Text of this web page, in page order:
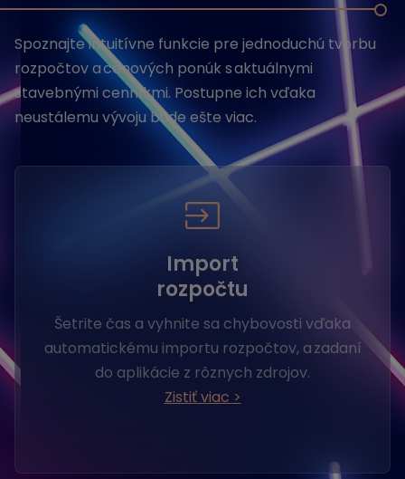
Spoznajte intuitívne funkcie pre jednoduchú tvorbu
rozpočtov a cenových ponúk s aktuálnymi
stavebnými cenníkmi. Postupne ich vďaka
neustálemu vývoju bude ešte viac.
Import
rozpočtu
Šetrite čas a vyhnite sa chybovosti vďaka
automatickému importu rozpočtov, a zadaní
do aplikácie z rôznych zdrojov.
Zistiť viac >